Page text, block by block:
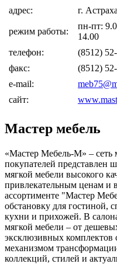
адрес: г.
режим работы:
пн-пт:
14.00
телефон:
(8512)
факс:
(8512)
e-mail:
сайт:
Мастер мебель
«Мастер Мебель-М» – сеть
покупателей представлен
мягкой мебели высокого
привлекательным ценам и
ассортименте "Мастер
обстановку для гостиной,
кухни и прихожей. В
мягкой мебели – от
эксклюзивных
механизмом
коллекций, стилей и